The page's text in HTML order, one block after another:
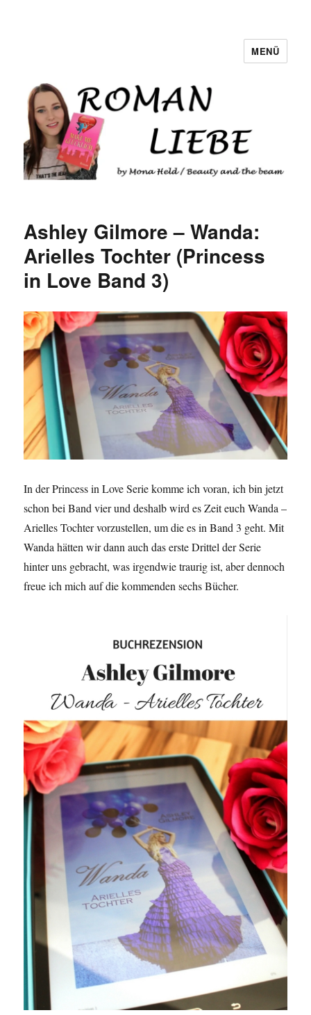
MENÜ
Ashley Gilmore – Wanda:
Arielles Tochter (Princess
in Love Band 3)
In der Princess in Love Serie komme ich voran, ich bin jetzt
schon bei Band vier und deshalb wird es Zeit euch Wanda –
Arielles Tochter vorzustellen, um die es in Band 3 geht. Mit
Wanda hätten wir dann auch das erste Drittel der Serie
hinter uns gebracht, was irgendwie traurig ist, aber dennoch
freue ich mich auf die kommenden sechs Bücher.